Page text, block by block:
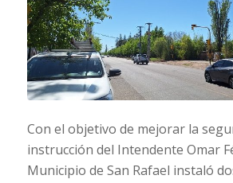
Con el objetivo de mejorar la
instrucción del Intendente Omar
Municipio de San Rafael instaló